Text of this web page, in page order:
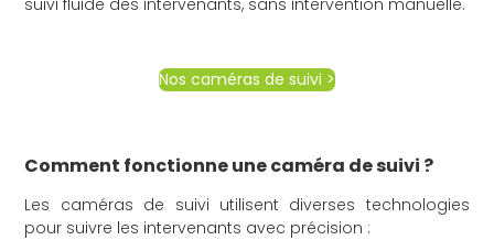
Nos caméras de suivi >
Comment fonctionne une caméra de suivi ?
Les caméras de suivi utilisent diverses technologies
pour suivre les intervenants avec précision :